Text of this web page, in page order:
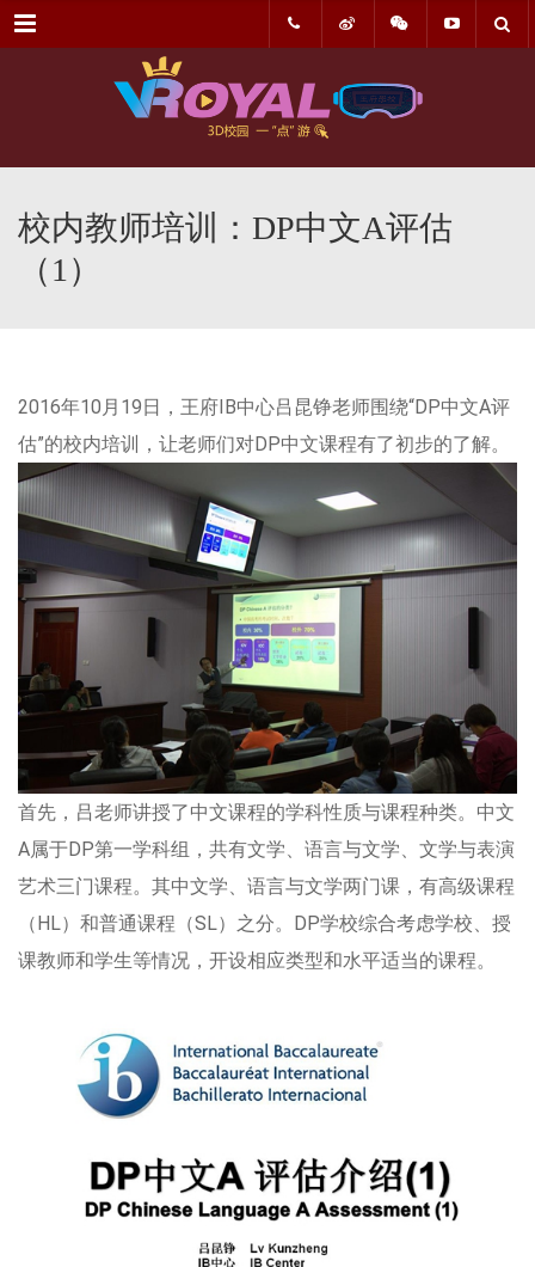
菜单
校内教师培训：DP中文A评估
（1）
2016年10月19日，王府IB中心吕昆铮老师围绕“DP中文A评
估”的校内培训，让老师们对DP中文课程有了初步的了解。
首先，吕老师讲授了中文课程的学科性质与课程种类。中文
A属于DP第一学科组，共有文学、语言与文学、文学与表演
艺术三门课程。其中文学、语言与文学两门课，有高级课程
（HL）和普通课程（SL）之分。DP学校综合考虑学校、授
课教师和学生等情况，开设相应类型和水平适当的课程。